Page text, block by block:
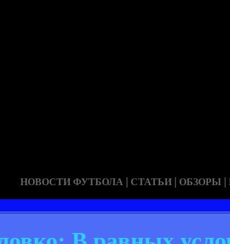
НОВОСТИ ФУТБОЛА | СТАТЬИ | ОБЗОРЫ |